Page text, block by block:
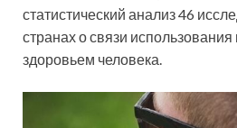
статистический анализ 46
странах о связи
здоровьем человека.